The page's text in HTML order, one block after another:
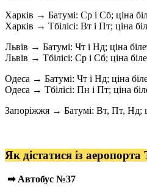
Харків → Батумі: Ср і Сб; ціна
Харків → Тбілісі: Вт і Пт; ціна
Львів → Батумі: Чт і Нд; ціна
Львів → Тбілісі: Ср і Сб; ціна
Одеса → Батумі: Чт і Нд; ціна
Одеса → Тбілісі: Пн і Пт; ціна
Запоріжжя → Батумі: Вт, Пт, Нд;
Як дістатися із аеропорта
➡ Автобус №37